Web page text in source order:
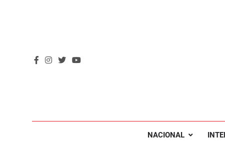
NACIONAL